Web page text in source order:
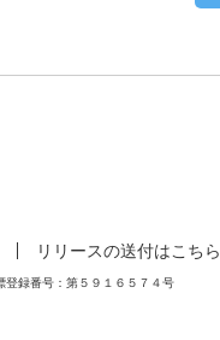
リリースの送付はこちら
録番号：第５９１６５７４号